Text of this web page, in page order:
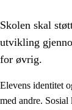
Skolen skal
utvikling
for øvrig.
Elevens identitet
med andre.